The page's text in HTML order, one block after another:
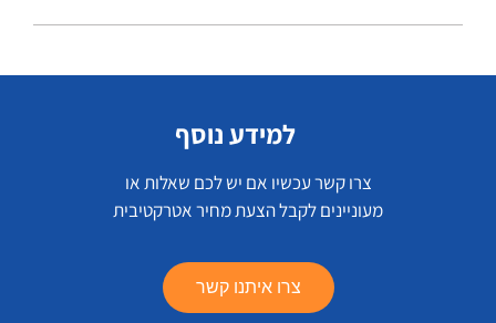
למידע נוסף
צרו קשר עכשיו אם יש לכם שאלות או
מעוניינים לקבל הצעת מחיר אטרקטיבית
צרו איתנו קשר